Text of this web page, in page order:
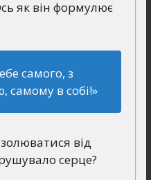
як він формулює
самого, з
самому в собі!»
від
серце?